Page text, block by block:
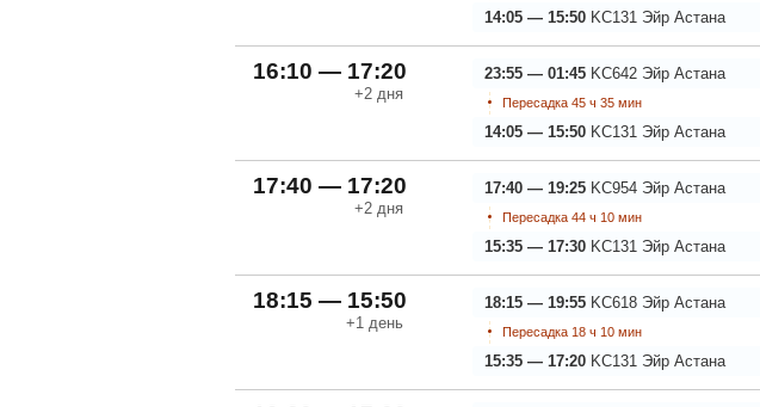
14:05 — 15:50 KC131 Эйр Астана
16:10 — 17:20
+2 дня
23:55 — 01:45 KC642 Эйр Астана
Пересадка 45 ч 35 мин
14:05 — 15:50 KC131 Эйр Астана
17:40 — 17:20
+2 дня
17:40 — 19:25 KC954 Эйр Астана
Пересадка 44 ч 10 мин
15:35 — 17:30 KC131 Эйр Астана
18:15 — 15:50
+1 день
18:15 — 19:55 KC618 Эйр Астана
Пересадка 18 ч 10 мин
15:35 — 17:20 KC131 Эйр Астана